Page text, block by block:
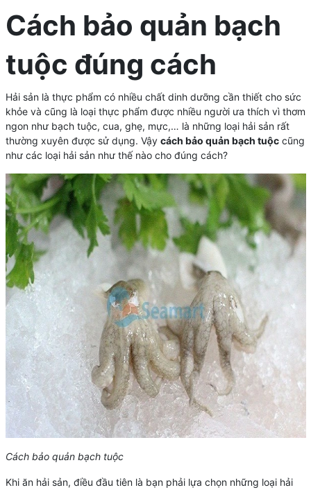
Cách bảo quản bạch
tuộc đúng cách
Hải sản là thực phẩm có nhiều chất dinh dưỡng cần thiết cho sức
khỏe và cũng là loại thực phẩm được nhiều người ưa thích vì thơm
ngon như bạch tuộc, cua, ghẹ, mực,… là những loại hải sản rất
thường xuyên được sử dụng. Vậy cách bảo quản bạch tuộccũng
như các loại hải sản như thế nào cho đúng cách?
Cách bảo quản bạch tuộc
Khi ăn hải sản, điều đầu tiên là bạn phải lựa chọn những loại hải